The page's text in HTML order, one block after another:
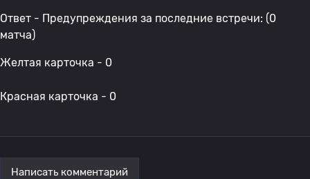
Ответ - Предупреждения за последние встречи: (0
матча)
Желтая карточка - 0
Красная карточка - 0
Написать комментарий